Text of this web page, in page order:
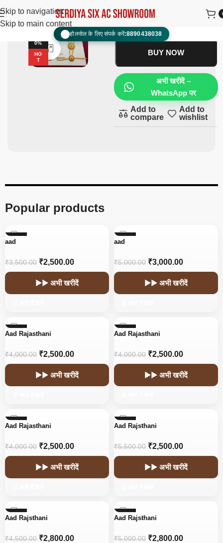
Skip to navigation
Skip to main content
📞 होलसेल के लिए संपर्क करें:8890438038
0%
HO
T
Click to enlarge
Hathful/Hathpanja
₹1,000.00
BUY NOW
अभी खरीदें –
WhatsApp पर
Add to
compare
Add to
wishlist
Popular products
-29%
aad
₹3,500.00 ₹2,500.00
▶▶ अभी खरीदें
-40%
aad
₹5,000.00 ₹3,000.00
▶▶ अभी खरीदें
-38%
Aad Rajasthani
₹4,000.00 ₹2,500.00
▶▶ अभी खरीदें
-38%
Aad Rajasthani
₹4,000.00 ₹2,500.00
▶▶ अभी खरीदें
-38%
Aad Rajasthani
₹4,000.00 ₹2,500.00
▶▶ अभी खरीदें
-55%
Aad Rajsthani
₹5,500.00 ₹2,500.00
▶▶ अभी खरीदें
-38%
Aad Rajsthani
₹4,500.00 ₹2,800.00
-44%
Aad Rajsthani
₹5,000.00 ₹2,800.00